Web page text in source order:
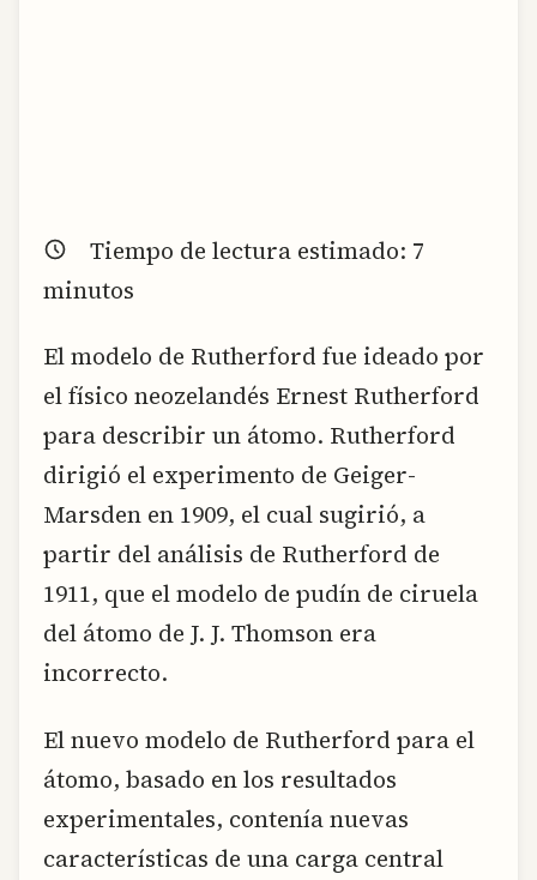
Tiempo de lectura estimado: 7
minutos
El modelo de Rutherford fue ideado por
el físico neozelandés Ernest Rutherford
para describir un átomo. Rutherford
dirigió el experimento de Geiger-
Marsden en 1909, el cual sugirió, a
partir del análisis de Rutherford de
1911, que el modelo de pudín de ciruela
del átomo de J. J. Thomson era
incorrecto.
El nuevo modelo de Rutherford para el
átomo, basado en los resultados
experimentales, contenía nuevas
características de una carga central